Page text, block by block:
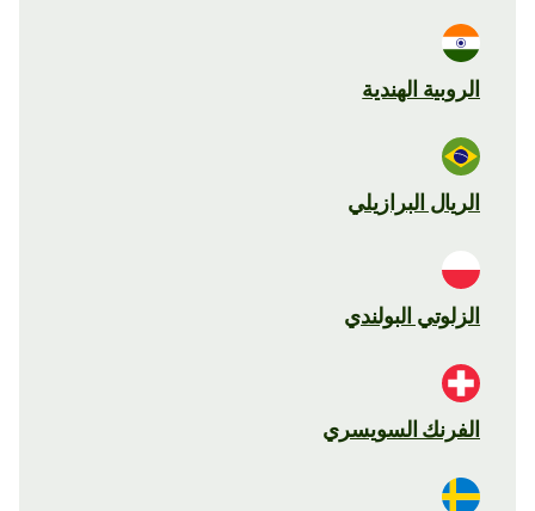
الروبية الهندية
الريال البرازيلي
الزلوتي البولندي
الفرنك السويسري